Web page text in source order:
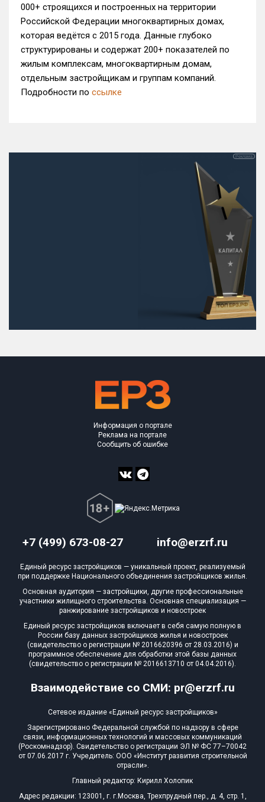
000+ строящихся и построенных на территории
Российской Федерации многоквартирных домах,
которая ведётся с 2015 года. Данные глубоко
структурированы и содержат 200+ показателей по
жилым комплексам, многоквартирным домам,
отдельным застройщикам и группам компаний.
Подробности по ссылке
+7 (499) 673-08-27 info@erzrf.ru
Взаимодействие со СМИ: pr@erzrf.ru
Информация о портале
Реклама на портале
Сообщить об ошибке
Единый ресурс застройщиков — уникальный проект, реализуемый
при поддержке Национального объединения застройщиков жилья.
Основная аудитория — застройщики, другие профессиональные
участники жилищного строительства. Основная специализация —
ранжирование застройщиков и новостроек
Единый ресурс застройщиков включает в себя самую полную в
России базу данных застройщиков жилья и новостроек
(свидетельство о регистрации № 2016620396 от 28.03.2016) и
программное обеспечение для обработки этой базы данных
(свидетельство о регистрации № 2016613710 от 04.04.2016).
Сетевое издание «Единый ресурс застройщиков»
Зарегистрировано Федеральной службой по надзору в сфере
связи, информационных технологий и массовых коммуникаций
(Роскомнадзор). Свидетельство о регистрации ЭЛ № ФС 77–70042
от 07.06.2017 г. Учредитель: ООО «Институт развития строительной
отрасли».
Главный редактор: Кирилл Холопик
Адрес редакции: 123001, г. г.Москва, Трехпрудный пер., д. 4, стр. 1,